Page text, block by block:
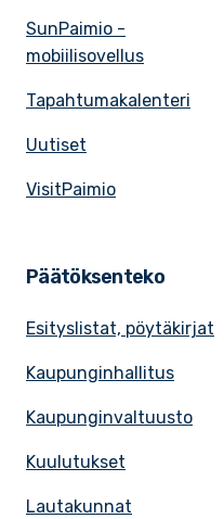
SunPaimio -
mobiilisovellus
Tapahtumakalenteri
Uutiset
VisitPaimio
Päätöksenteko
Esityslistat, pöytäkirjat
Kaupunginhallitus
Kaupunginvaltuusto
Kuulutukset
Lautakunnat